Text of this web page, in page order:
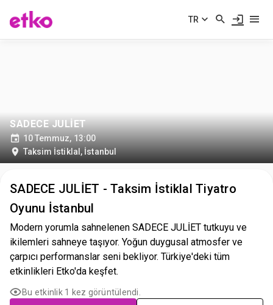
TR
SADECE JULİET
10 Temmuz, 13:00
Taksim İstiklal , İstanbul
SADECE JULİET - Taksim İstiklal Tiyatro
Oyunu İstanbul
Modern yorumla sahnelenen SADECE JULİET tutkuyu ve
ikilemleri sahneye taşıyor. Yoğun duygusal atmosfer ve
çarpıcı performanslar seni bekliyor. Türkiye'deki tüm
etkinlikleri Etko'da keşfet.
Bu etkinlik 1 kez görüntülendi.